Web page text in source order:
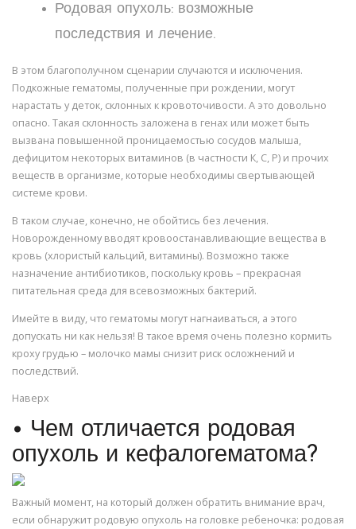
Родовая опухоль: возможные
последствия и лечение.
В этом благополучном сценарии случаются и исключения.
Подкожные гематомы, полученные при рождении, могут
нарастать у деток, склонных к кровоточивости. А это довольно
опасно. Такая склонность заложена в генах или может быть
вызвана повышенной проницаемостью сосудов малыша,
дефицитом некоторых витаминов (в частности К, С, Р) и прочих
веществ в организме, которые необходимы свертывающей
системе крови.
В таком случае, конечно, не обойтись без лечения.
Новорожденному вводят кровоостанавливающие вещества в
кровь (хлористый кальций, витамины). Возможно также
назначение антибиотиков, поскольку кровь – прекрасная
питательная среда для всевозможных бактерий.
Имейте в виду, что гематомы могут нагнаиваться, а этого
допускать ни как нельзя! В такое время очень полезно кормить
кроху грудью – молочко мамы снизит риск осложнений и
последствий.
Наверх
• Чем отличается родовая
опухоль и кефалогематома?
Важный момент, на который должен обратить внимание врач,
если обнаружит родовую опухоль на головке ребеночка: родовая